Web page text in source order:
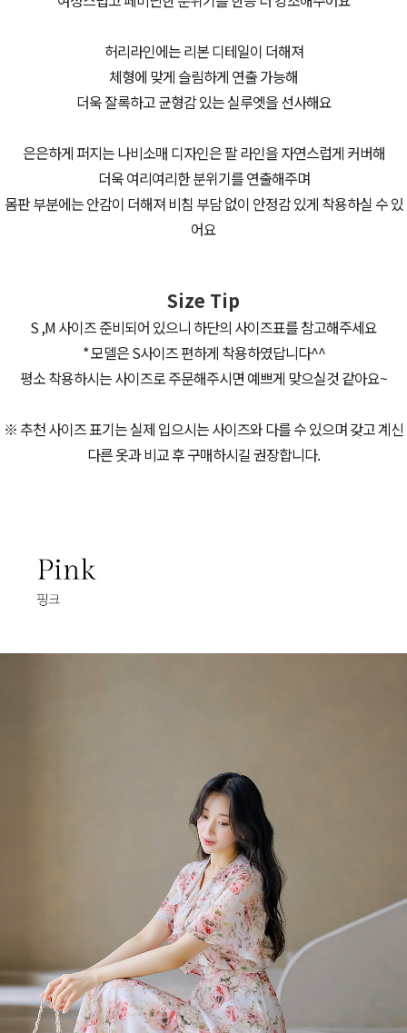
허리라인에는 리본 디테일이 더해져
체형에 맞게 슬림하게 연출 가능해
더욱 잘록하고 균형감 있는 실루엣을 선사해요
은은하게 퍼지는 나비소매 디자인은 팔 라인을 자연스럽게 커버해
더욱 여리여리한 분위기를 연출해주며
몸판 부분에는 안감이 더해져 비침 부담 없이 안정감 있게 착용하실 수 있
어요
Size Tip
S ,M 사이즈 준비되어 있으니 하단의 사이즈표를 참고해주세요
* 모델은 S사이즈 편하게 착용하였답니다^^
평소 착용하시는 사이즈로 주문해주시면 예쁘게 맞으실것 같아요~
※ 추천 사이즈 표기는 실제 입으시는 사이즈와 다를 수 있으며 갖고 계신
다른 옷과 비교 후 구매하시길 권장합니다.